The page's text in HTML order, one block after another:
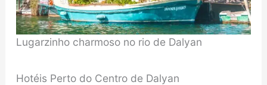
Lugarzinho charmoso no rio de Dalyan
Hotéis Perto do Centro de Dalyan